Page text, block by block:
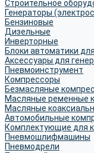
Строительное
Генераторы
Бензиновые
Дизельные
Инверторные
Блоки автоматики
Аксессуары для
Пневмоинструмент
Компрессоры
Безмасляные
Масляные ременные
Масляные
Автомобильные
Комплектующие для
Пневмошлифмашины
Пневмодрели